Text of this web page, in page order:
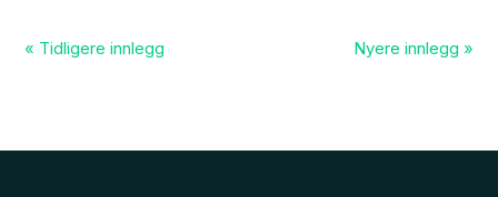
« Tidligere innlegg Nyere innlegg »